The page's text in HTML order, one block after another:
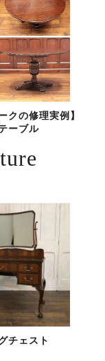
クの修理実例】
ーブル
チェスト